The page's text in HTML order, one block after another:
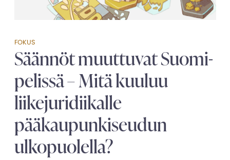
FOKUS
Säännöt muuttuvat Suomi-
pelissä – Mitä kuuluu
liikejuridiikalle
pääkaupunkiseudun
ulkopuolella?